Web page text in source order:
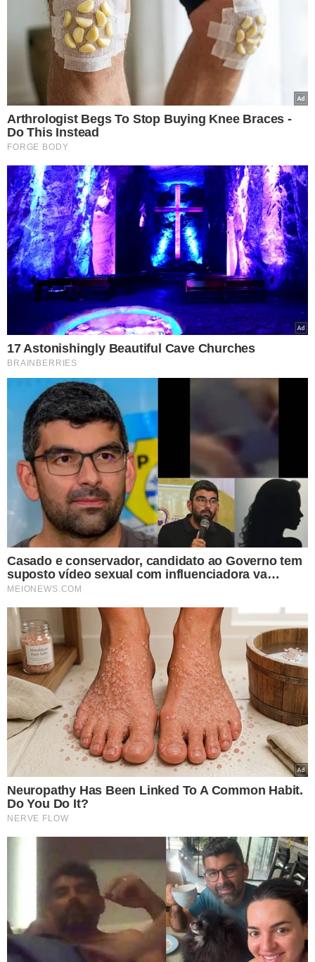
CONTRIBUIÇÃO DAS REDES:
A Kaspersky detectou e
bloqueou cerca de508 milhões de tentativas de acesso a
conteúdo fraudulentoem todo o mundo, com 10,57%
desse total apenas no Brasil. O diretor da Equipe Global
de Pesquisa e Análise da Kaspersky para a América
Latina, Fabio Assolini, explica que a alta presença de
relacionados a vagas de emprego.
ALERTA:Os especialistas recomendam cautela ao se
deparar com ofertas que parecem boas demais para ser
verdade. Alguns sinais de fraude incluemcobranças para
participar de processos seletivos ou realizar cursos,
comunicação confusa, redirecionamento para sites
desconhecidos, ou perguntas invasivas sobre vida
pessoal e bens. É importante verificar a autenticidade
das empresas e das vagas antes de fornecer informações
pessoais.
Para mais informações, acessemeionews.com
LEIA MAIS
MUDANÇA RADICAL!
Se surpreenda com esses
famosos que agora têm
empregos comuns